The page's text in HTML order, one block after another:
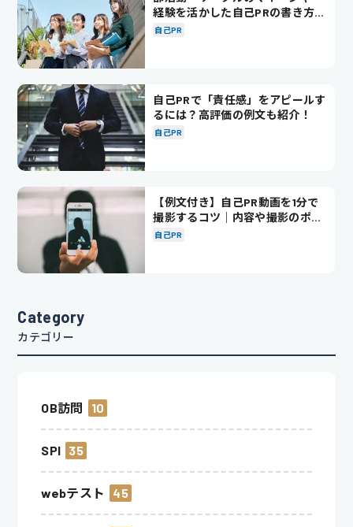
経験を活かした自己PRの書き方を
徹底解説！
自己PR
自己PRで「責任感」をアピールす
るには？高評価の例文も紹介！
自己PR
【例文付き】自己PR動画を1分で
撮影するコツ｜内容や撮影のポイ
ントも解説
自己PR
Category
カテゴリー
OB訪問 10
SPI 35
webテスト 45